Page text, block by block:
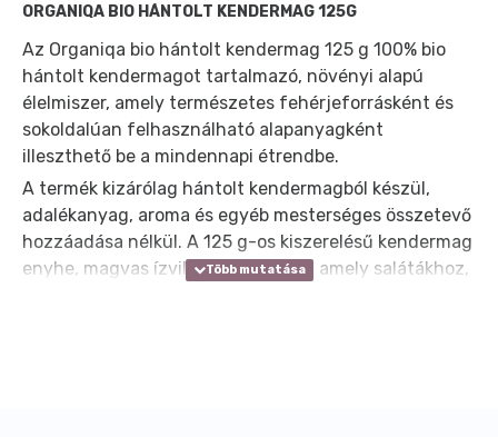
ORGANIQA BIO HÁNTOLT KENDERMAG 125G
Az Organiqa bio hántolt kendermag 125 g 100% bio
hántolt kendermagot tartalmazó, növényi alapú
élelmiszer, amely természetes fehérjeforrásként és
sokoldalúan felhasználható alapanyagként
illeszthető be a mindennapi étrendbe.
A termék kizárólag hántolt kendermagból készül,
adalékanyag, aroma és egyéb mesterséges összetevő
hozzáadása nélkül. A 125 g-os kiszerelésű kendermag
enyhe, magvas ízvilágú alapanyag, amely salátákhoz,